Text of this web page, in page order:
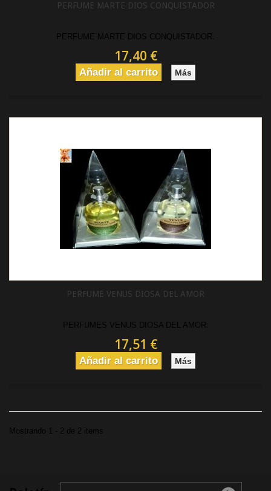
PERFUME MARTE DIOS CONQUISTADOR
PERFUME MARTE DIOS CONQUISTADOR.
17,40 €
Añadir al carrito Más
PERFUME VENUS DIOSA DEL AMOR
PERFUMES VENUS DIOSA DEL AMOR:
17,51 €
Añadir al carrito Más
Mostrando 1 - 2 de 2 items